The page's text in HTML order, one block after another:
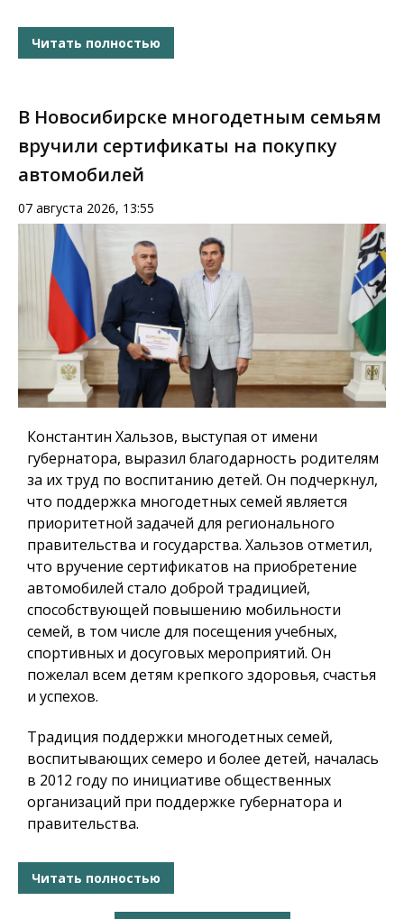
Читать полностью
В Новосибирске многодетным семьям
вручили сертификаты на покупку
автомобилей
07 августа 2026, 13:55
Константин Хальзов, выступая от имени
губернатора, выразил благодарность родителям
за их труд по воспитанию детей. Он подчеркнул,
что поддержка многодетных семей является
приоритетной задачей для регионального
правительства и государства. Хальзов отметил,
что вручение сертификатов на приобретение
автомобилей стало доброй традицией,
способствующей повышению мобильности
семей, в том числе для посещения учебных,
спортивных и досуговых мероприятий. Он
пожелал всем детям крепкого здоровья, счастья
и успехов.
Традиция поддержки многодетных семей,
воспитывающих семеро и более детей, началась
в 2012 году по инициативе общественных
организаций при поддержке губернатора и
правительства.
Читать полностью